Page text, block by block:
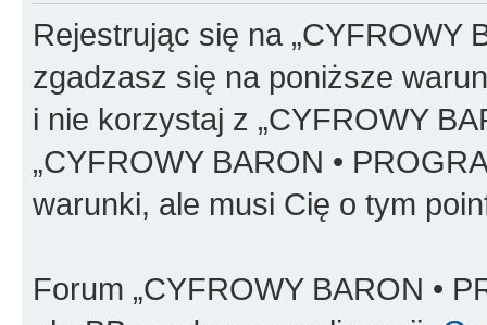
Rejestrując się na „CYFROWY
zgadzasz się na poniższe
i nie korzystaj z „CYFROWY
„CYFROWY BARON •
warunki, ale musi Cię o tym
Forum „CYFROWY BARON •